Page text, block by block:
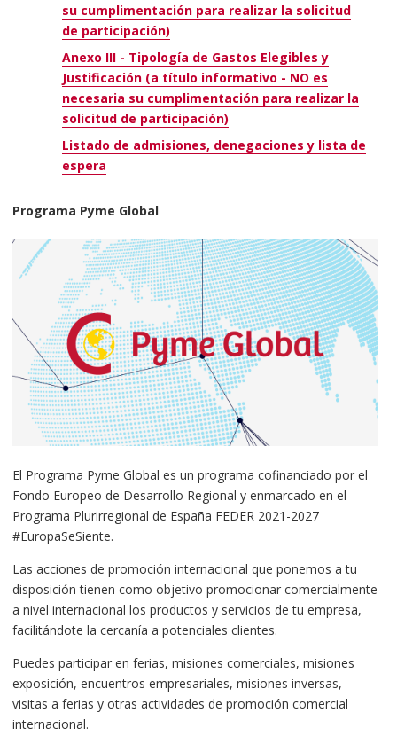
su cumplimentación para realizar la solicitud
de participación)
Anexo III - Tipología de Gastos Elegibles y
Justificación (a título informativo - NO es
necesaria su cumplimentación para realizar la
solicitud de participación)
Listado de admisiones, denegaciones y lista de
espera
Programa Pyme Global
El Programa Pyme Global es un programa cofinanciado por el
Fondo Europeo de Desarrollo Regional y enmarcado en el
Programa Plurirregional de España FEDER 2021-2027
#EuropaSeSiente.
Las acciones de promoción internacional que ponemos a tu
disposición tienen como objetivo promocionar comercialmente
a nivel internacional los productos y servicios de tu empresa,
facilitándote la cercanía a potenciales clientes.
Puedes participar en ferias, misiones comerciales, misiones
exposición, encuentros empresariales, misiones inversas,
visitas a ferias y otras actividades de promoción comercial
internacional.